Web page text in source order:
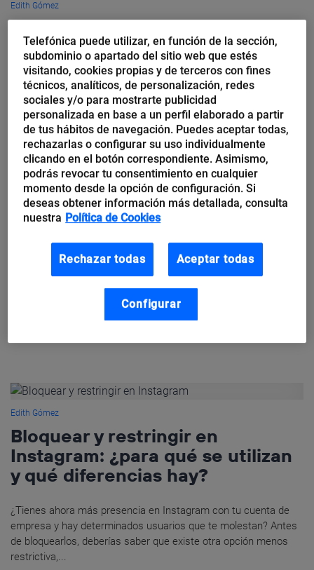
Edith Gómez
publicitaria de Facebook que ha
sido inhabilitada
Si tienes una cuenta publicitaria en Facebook, la probabilidad de
que te la deshabiliten es alta. ¿Por qué? Últimamente, la
inteligencia artificial y las automatizaciones de Facebook están
cancelando...
Twitter Fleets: usos y beneficios
para las empresas
Twitter ha sido la última red social en subirse al carro de las
stories. Y es que este formato sigue siendo tendencia en
Edith Gómez
Bloquear y restringir en
Instagram: ¿para qué se utilizan
y qué diferencias hay?
¿Tienes ahora más presencia en Instagram con tu cuenta de
empresa y hay determinados usuarios que te molestan? Antes
de bloquearlos, deberías saber que existe otra opción menos
restrictiva,...
Telefónica puede utilizar, en función de la sección,
subdominio o apartado del sitio web que estés
visitando, cookies propias y de terceros con fines
técnicos, analíticos, de personalización, redes
sociales y/o para mostrarte publicidad
personalizada en base a un perfil elaborado a partir
de tus hábitos de navegación. Puedes aceptar todas,
rechazarlas o configurar su uso individualmente
clicando en el botón correspondiente. Asimismo,
podrás revocar tu consentimiento en cualquier
momento desde la opción de configuración. Si
deseas obtener información más detallada, consulta
nuestra Política de Cookies
Rechazar todas Aceptar todas
Configurar